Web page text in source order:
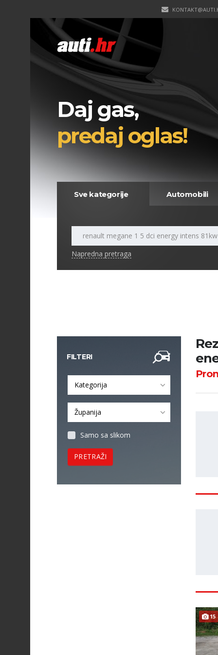
Daj gas,
predaj oglas!
Sve kategorije Automobili
Napredna pretraga
FILTERI
Kategorija
Županija
Samo sa slikom
PRETRAŽI
15